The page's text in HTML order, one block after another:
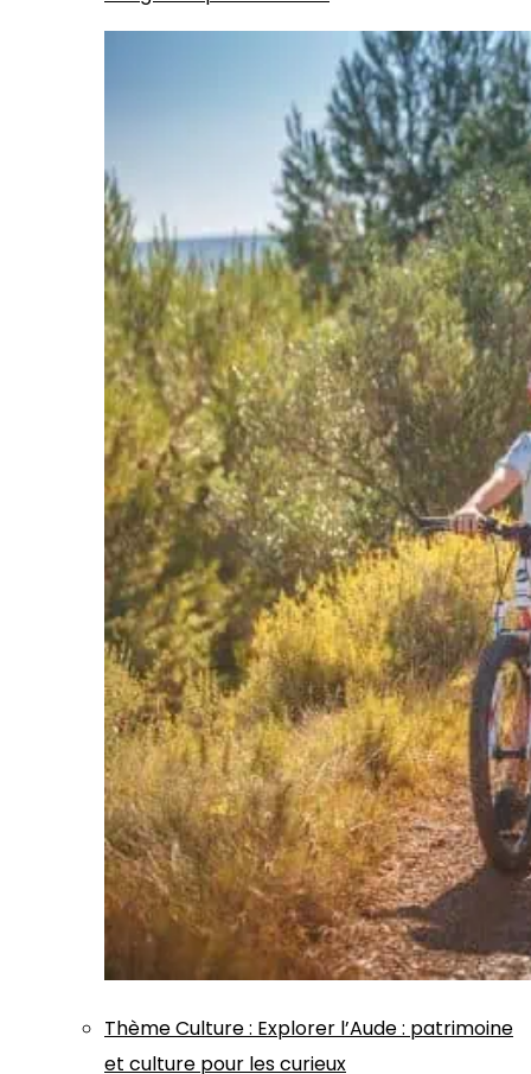
ThèmeCulture: Explorer l’Aude : patrimoine
et culture pour les curieux